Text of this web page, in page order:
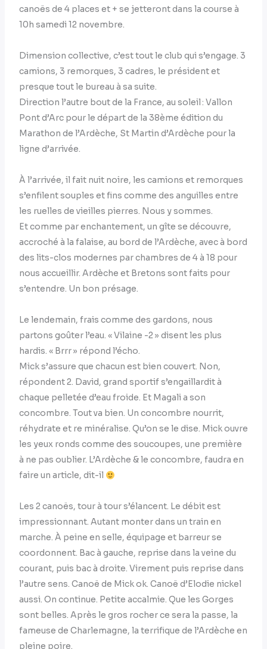
canoës de 4 places et + se jetteront dans la course à
10h samedi 12 novembre.
Dimension collective, c’est tout le club qui s’engage. 3
camions, 3 remorques, 3 cadres, le président et
presque tout le bureau à sa suite.
Direction l’autre bout de la France, au soleil : Vallon
Pont d’Arc pour le départ de la 38ème édition du
Marathon de l’Ardèche, St Martin d’Ardèche pour la
ligne d’arrivée.
À l’arrivée, il fait nuit noire, les camions et remorques
s’enfilent souples et fins comme des anguilles entre
les ruelles de vieilles pierres. Nous y sommes.
Et comme par enchantement, un gîte se découvre,
accroché à la falaise, au bord de l’Ardèche, avec à bord
des lits-clos modernes par chambres de 4 à 18 pour
nous accueillir. Ardèche et Bretons sont faits pour
s’entendre. Un bon présage.
Le lendemain, frais comme des gardons, nous
partons goûter l’eau. « Vilaine -2 » disent les plus
hardis. « Brrr » répond l’écho.
Mick s’assure que chacun est bien couvert. Non,
répondent 2. David, grand sportif s’engaillardit à
chaque pelletée d’eau froide. Et Magali a son
concombre. Tout va bien. Un concombre nourrit,
réhydrate et re minéralise. Qu’on se le dise. Mick ouvre
les yeux ronds comme des soucoupes, une première
à ne pas oublier. L’Ardèche & le concombre, faudra en
faire un article, dit-il
Les 2 canoës, tour à tour s’élancent. Le débit est
impressionnant. Autant monter dans un train en
marche. À peine en selle, équipage et barreur se
coordonnent. Bac à gauche, reprise dans la veine du
courant, puis bac à droite. Virement puis reprise dans
l’autre sens. Canoë de Mick ok. Canoë d’Elodie nickel
aussi. On continue. Petite accalmie. Que les Gorges
sont belles. Après le gros rocher ce sera la passe, la
fameuse de Charlemagne, la terrifique de l’Ardèche en
pleine poire.